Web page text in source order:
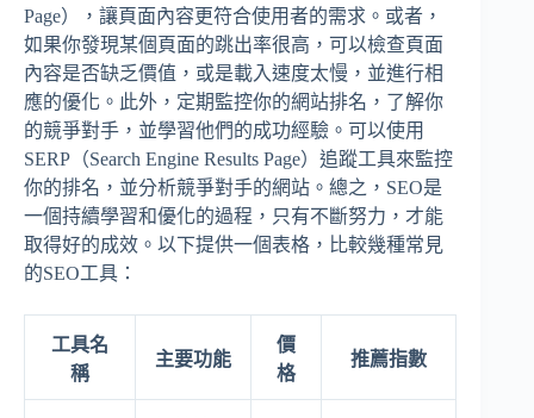
Page），讓頁面內容更符合使用者的需求。或者，
如果你發現某個頁面的跳出率很高，可以檢查頁面
內容是否缺乏價值，或是載入速度太慢，並進行相
應的優化。此外，定期監控你的網站排名，了解你
的競爭對手，並學習他們的成功經驗。可以使用
SERP（Search Engine Results Page）追蹤工具來監控
你的排名，並分析競爭對手的網站。總之，SEO是
一個持續學習和優化的過程，只有不斷努力，才能
取得好的成效。以下提供一個表格，比較幾種常見
的SEO工具：
工具名
稱
主要功能
價
格
推薦指數